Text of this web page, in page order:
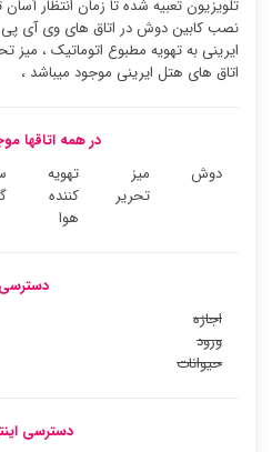
تلویزیون تعبیه شده تا زمان انتظار
نصب کابین دوش در اتاق های وی آی پی
ایرینی به تهویه مطبوع اتوماتیک ،
اتاق های هتل ایرینی موجود میباشد ،
در همه اتاقها
دوش
میز
تحریر
تهویه
کننده
هوا
دسترسی
اجازه
ورود
حیوانات
دسترسی